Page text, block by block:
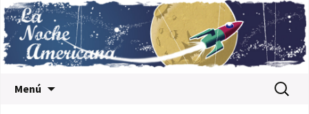
Menú Buscar: